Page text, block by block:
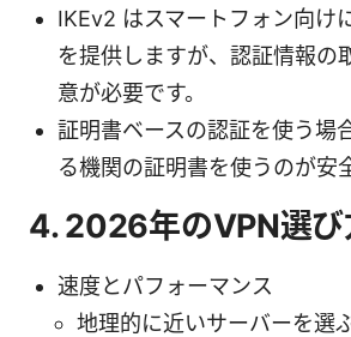
IKEv2 はスマートフォン向け
を提供しますが、認証情報の
意が必要です。
証明書ベースの認証を使う場
る機関の証明書を使うのが安
4. 2026年のVPN選び
速度とパフォーマンス
地理的に近いサーバーを選